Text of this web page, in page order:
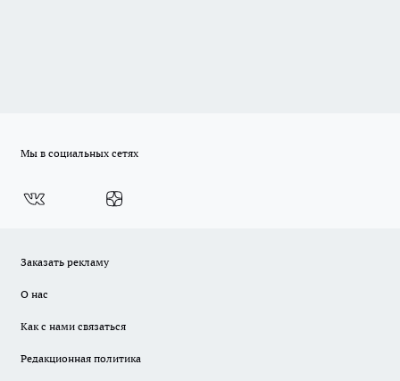
Мы в социальных сетях
Заказать рекламу
О нас
Как с нами связаться
Редакционная политика